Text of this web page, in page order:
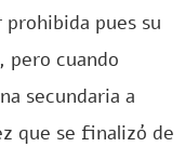
pues su
pero cuando
secundaria a
que se finalizó de